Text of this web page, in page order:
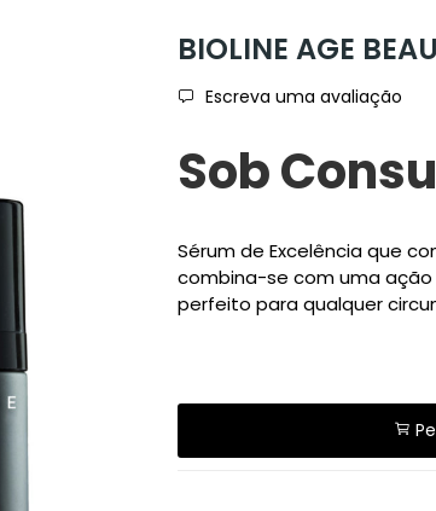
BIOLINE AGE
Escreva uma avaliação
Sob
Sérum de Excelência que
combina-se com uma
perfeito para qualquer